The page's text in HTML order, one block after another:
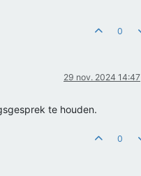
0
29 nov. 2024 14:47
te houden.
0